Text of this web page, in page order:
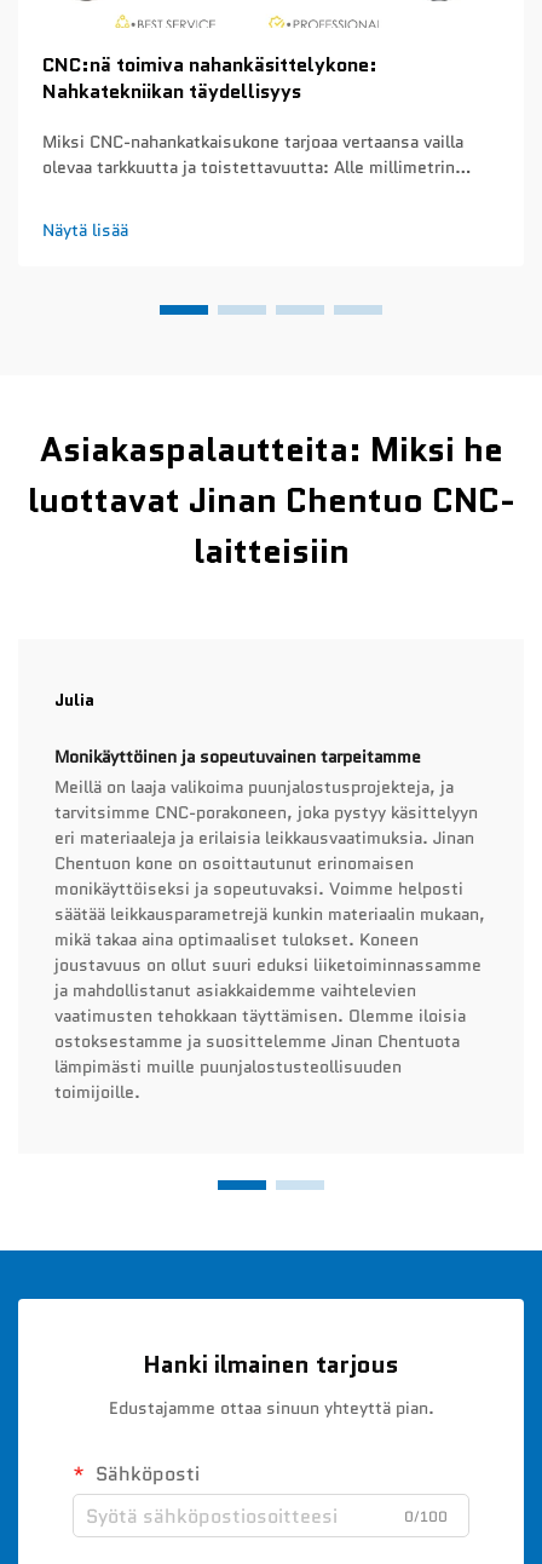
CNC:nä toimiva nahankäsittelykone:
Nahkatekniikan täydellisyys
Miksi CNC-nahankatkaisukone tarjoaa vertaansa vailla
olevaa tarkkuutta ja toistettavuutta: Alle millimetrin
nahankatkaisukoneet saavuttavat noin 0,1 mm:n
tarkkuuden joka kerta, kun ne leikkaavat tuotantosarjoja...
Näytä lisää
Asiakaspalautteita: Miksi he
luottavat Jinan Chentuo CNC-
laitteisiin
Julia
Monikäyttöinen ja sopeutuvainen tarpeitamme
Meillä on laaja valikoima puunjalostusprojekteja, ja
tarvitsimme CNC-porakoneen, joka pystyy käsittelyyn
eri materiaaleja ja erilaisia leikkausvaatimuksia. Jinan
Chentuon kone on osoittautunut erinomaisen
monikäyttöiseksi ja sopeutuvaksi. Voimme helposti
säätää leikkausparametrejä kunkin materiaalin mukaan,
mikä takaa aina optimaaliset tulokset. Koneen
joustavuus on ollut suuri eduksi liiketoiminnassamme
ja mahdollistanut asiakkaidemme vaihtelevien
vaatimusten tehokkaan täyttämisen. Olemme iloisia
ostoksestamme ja suosittelemme Jinan Chentuota
lämpimästi muille puunjalostusteollisuuden
toimijoille.
Hanki ilmainen tarjous
Edustajamme ottaa sinuun yhteyttä pian.
Sähköposti
0/100